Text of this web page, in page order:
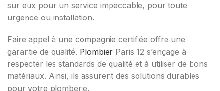
sur eux pour un service impeccable, pour toute
urgence ou installation.
Faire appel à une compagnie certifiée offre une
garantie de qualité. Plombier Paris 12 s’engage à
respecter les standards de qualité et à utiliser de bons
matériaux. Ainsi, ils assurent des solutions durables
pour votre plomberie.